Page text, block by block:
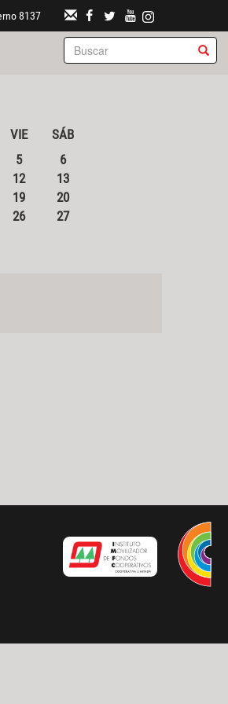
8137
VIE
SÁB
5
6
12
13
19
20
26
27